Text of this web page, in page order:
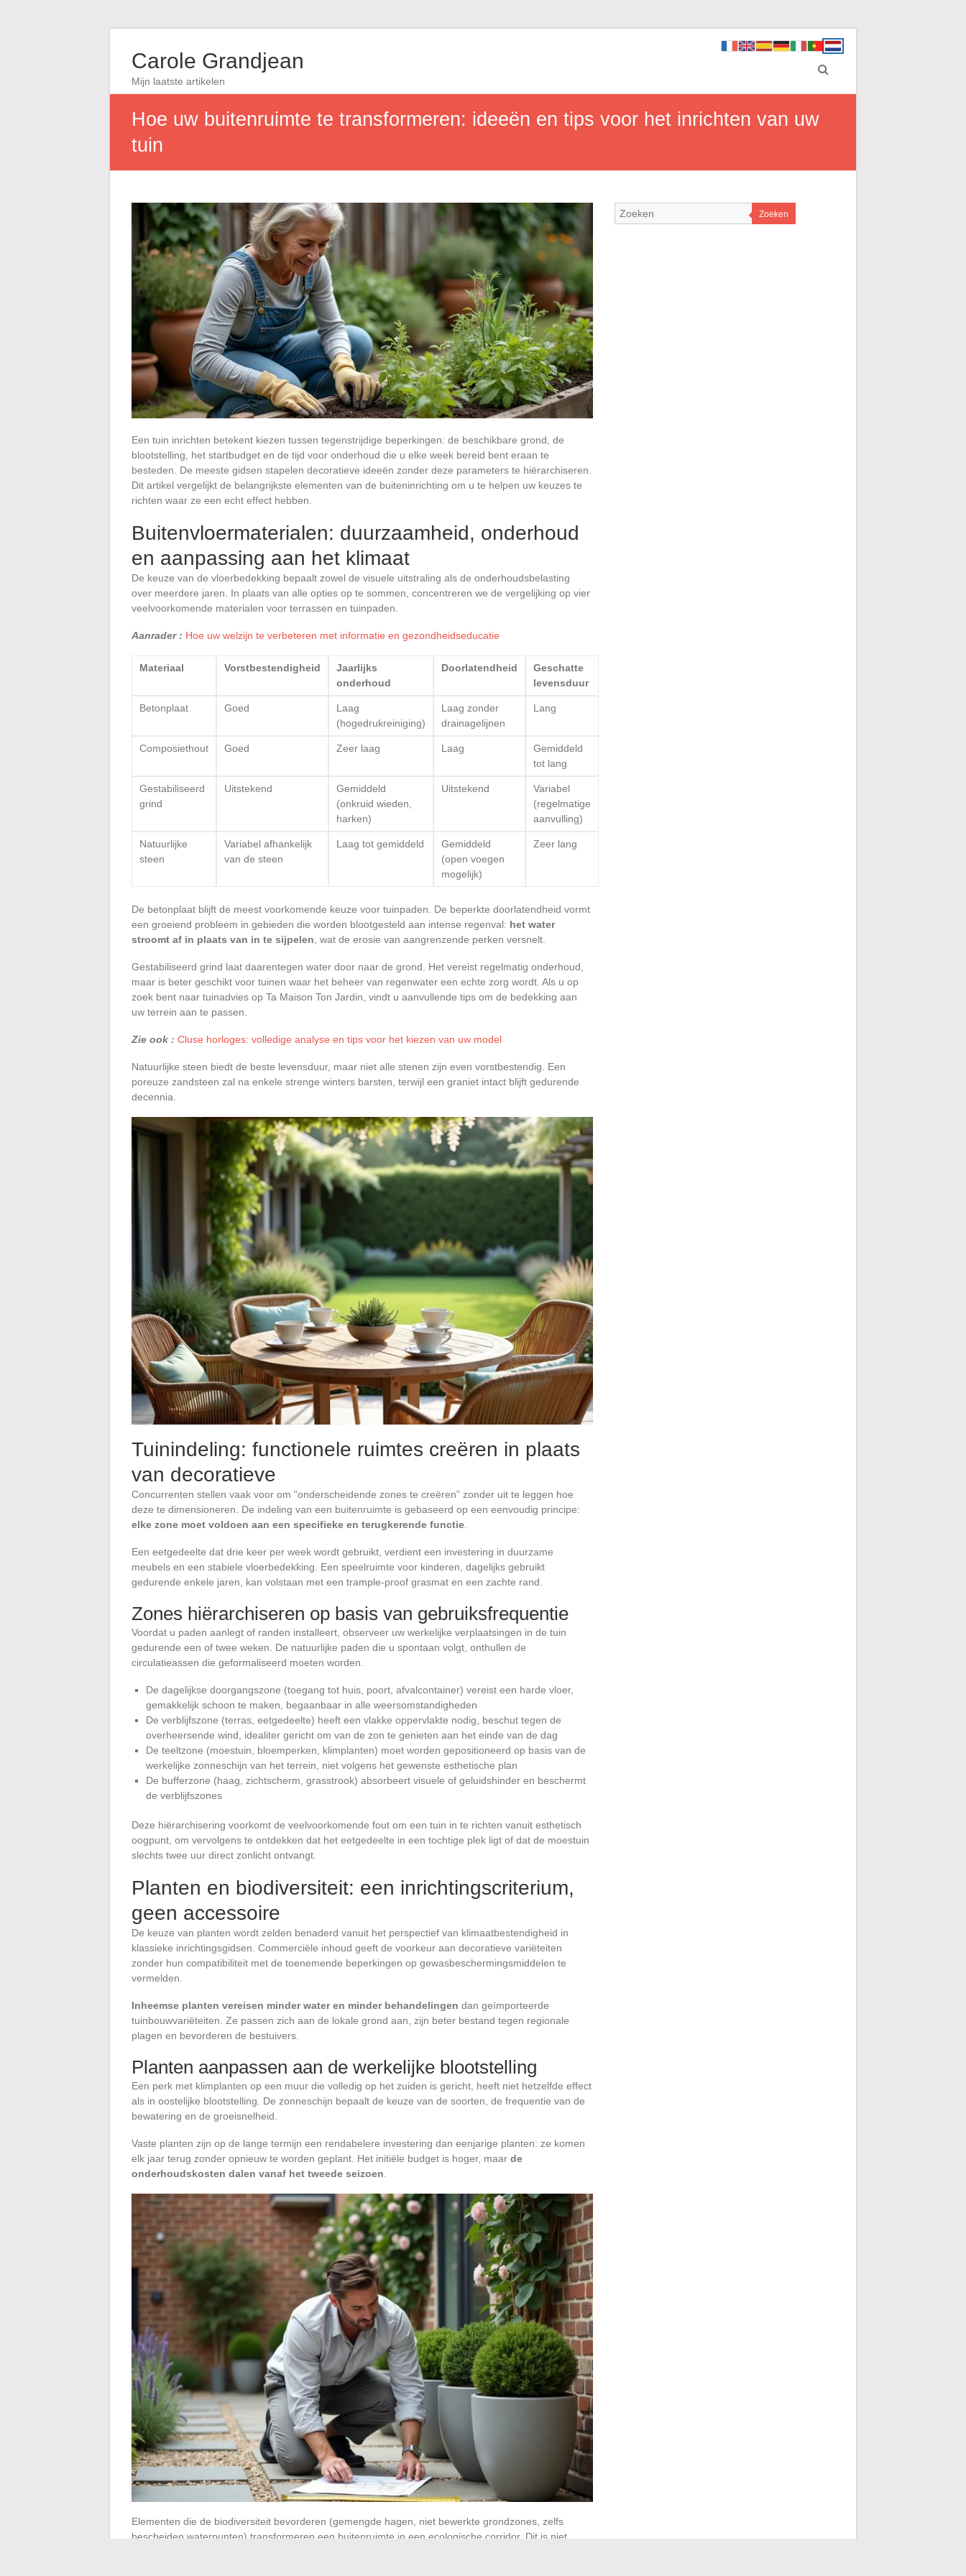
Carole Grandjean
Mijn laatste artikelen
Hoe uw buitenruimte te transformeren: ideeën en tips voor het inrichten van uw
tuin
Een tuin inrichten betekent kiezen tussen tegenstrijdige beperkingen: de beschikbare grond, de
blootstelling, het startbudget en de tijd voor onderhoud die u elke week bereid bent eraan te
besteden. De meeste gidsen stapelen decoratieve ideeën zonder deze parameters te hiërarchiseren.
Dit artikel vergelijkt de belangrijkste elementen van de buiteninrichting om u te helpen uw keuzes te
richten waar ze een echt effect hebben.
Buitenvloermaterialen: duurzaamheid, onderhoud
en aanpassing aan het klimaat
De keuze van de vloerbedekking bepaalt zowel de visuele uitstraling als de onderhoudsbelasting
over meerdere jaren. In plaats van alle opties op te sommen, concentreren we de vergelijking op vier
veelvoorkomende materialen voor terrassen en tuinpaden.
Aanrader : Hoe uw welzijn te verbeteren met informatie en gezondheidseducatie
Materiaal Vorstbestendigheid
Jaarlijks
onderhoud
Doorlatendheid
Geschatte
levensduur
Betonplaat Goed
Laag
(hogedrukreiniging)
Laag zonder
drainagelijnen
Lang
Composiethout Goed Zeer laag Laag
Gemiddeld
tot lang
Gestabiliseerd
grind
Uitstekend
Gemiddeld
(onkruid wieden,
harken)
Uitstekend
Variabel
(regelmatige
aanvulling)
Natuurlijke
steen
Variabel afhankelijk
van de steen
Laag tot gemiddeld
Gemiddeld
(open voegen
mogelijk)
Zeer lang
De betonplaat blijft de meest voorkomende keuze voor tuinpaden. De beperkte doorlatendheid vormt
een groeiend probleem in gebieden die worden blootgesteld aan intense regenval: het water
stroomt af in plaats van in te sijpelen , wat de erosie van aangrenzende perken versnelt.
Gestabiliseerd grind laat daarentegen water door naar de grond. Het vereist regelmatig onderhoud,
maar is beter geschikt voor tuinen waar het beheer van regenwater een echte zorg wordt. Als u op
zoek bent naar tuinadvies op Ta Maison Ton Jardin, vindt u aanvullende tips om de bedekking aan
uw terrein aan te passen.
Zie ook : Cluse horloges: volledige analyse en tips voor het kiezen van uw model
Natuurlijke steen biedt de beste levensduur, maar niet alle stenen zijn even vorstbestendig. Een
poreuze zandsteen zal na enkele strenge winters barsten, terwijl een graniet intact blijft gedurende
decennia.
Tuinindeling: functionele ruimtes creëren in plaats
van decoratieve
Concurrenten stellen vaak voor om “onderscheidende zones te creëren” zonder uit te leggen hoe
deze te dimensioneren. De indeling van een buitenruimte is gebaseerd op een eenvoudig principe:
elke zone moet voldoen aan een specifieke en terugkerende functie.
Een eetgedeelte dat drie keer per week wordt gebruikt, verdient een investering in duurzame
meubels en een stabiele vloerbedekking. Een speelruimte voor kinderen, dagelijks gebruikt
gedurende enkele jaren, kan volstaan met een trample-proof grasmat en een zachte rand.
Zones hiërarchiseren op basis van gebruiksfrequentie
Voordat u paden aanlegt of randen installeert, observeer uw werkelijke verplaatsingen in de tuin
gedurende een of twee weken. De natuurlijke paden die u spontaan volgt, onthullen de
circulatieassen die geformaliseerd moeten worden.
De dagelijkse doorgangszone (toegang tot huis, poort, afvalcontainer) vereist een harde vloer,
gemakkelijk schoon te maken, begaanbaar in alle weersomstandigheden
De verblijfszone (terras, eetgedeelte) heeft een vlakke oppervlakte nodig, beschut tegen de
overheersende wind, idealiter gericht om van de zon te genieten aan het einde van de dag
De teeltzone (moestuin, bloemperken, klimplanten) moet worden gepositioneerd op basis van de
werkelijke zonneschijn van het terrein, niet volgens het gewenste esthetische plan
De bufferzone (haag, zichtscherm, grasstrook) absorbeert visuele of geluidshinder en beschermt
de verblijfszones
Deze hiërarchisering voorkomt de veelvoorkomende fout om een tuin in te richten vanuit esthetisch
oogpunt, om vervolgens te ontdekken dat het eetgedeelte in een tochtige plek ligt of dat de moestuin
slechts twee uur direct zonlicht ontvangt.
Planten en biodiversiteit: een inrichtingscriterium,
geen accessoire
De keuze van planten wordt zelden benaderd vanuit het perspectief van klimaatbestendigheid in
klassieke inrichtingsgidsen. Commerciële inhoud geeft de voorkeur aan decoratieve variëteiten
zonder hun compatibiliteit met de toenemende beperkingen op gewasbeschermingsmiddelen te
vermelden.
Inheemse planten vereisen minder water en minder behandelingen dan geïmporteerde
tuinbouwvariëteiten. Ze passen zich aan de lokale grond aan, zijn beter bestand tegen regionale
plagen en bevorderen de bestuivers.
Planten aanpassen aan de werkelijke blootstelling
Een perk met klimplanten op een muur die volledig op het zuiden is gericht, heeft niet hetzelfde effect
als in oostelijke blootstelling. De zonneschijn bepaalt de keuze van de soorten, de frequentie van de
bewatering en de groeisnelheid.
Vaste planten zijn op de lange termijn een rendabelere investering dan eenjarige planten: ze komen
elk jaar terug zonder opnieuw te worden geplant. Het initiële budget is hoger, maar de
onderhoudskosten dalen vanaf het tweede seizoen.
Elementen die de biodiversiteit bevorderen (gemengde hagen, niet bewerkte grondzones, zelfs
bescheiden waterpunten) transformeren een buitenruimte in een ecologische corridor. Dit is niet
Zoeken